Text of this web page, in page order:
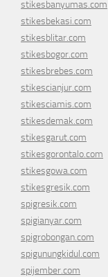
stikesbanyumas.com
stikesbekasi.com
stikesblitar.com
stikesbogor.com
stikesbrebes.com
stikescianjur.com
stikesciamis.com
stikesdemak.com
stikesgarut.com
stikesgorontalo.com
stikesgowa.com
stikesgresik.com
spigresik.com
spigianyar.com
spigrobongan.com
spigunungkidul.com
spijember.com